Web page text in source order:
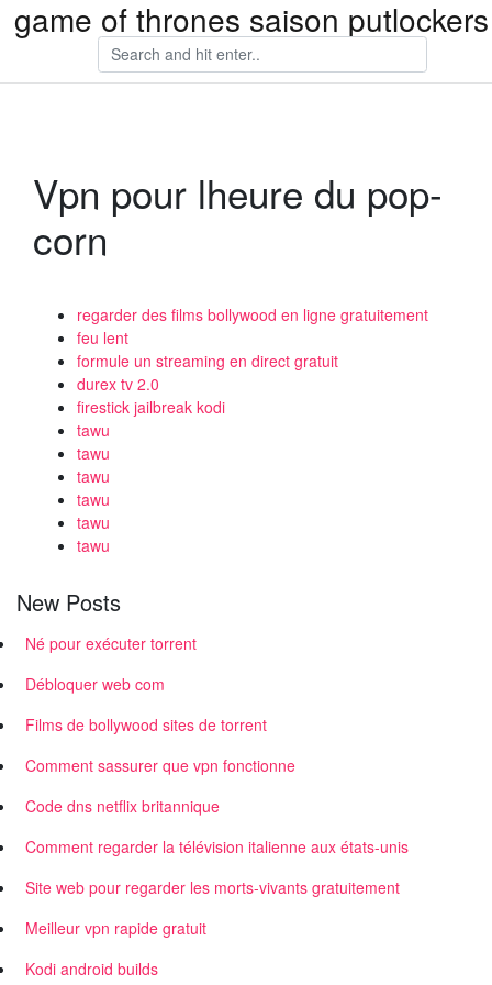
game of thrones saison putlockers
Vpn pour lheure du pop-
corn
regarder des films bollywood en ligne gratuitement
feu lent
formule un streaming en direct gratuit
durex tv 2.0
firestick jailbreak kodi
tawu
tawu
tawu
tawu
tawu
tawu
New Posts
Né pour exécuter torrent
Débloquer web com
Films de bollywood sites de torrent
Comment sassurer que vpn fonctionne
Code dns netflix britannique
Comment regarder la télévision italienne aux états-unis
Site web pour regarder les morts-vivants gratuitement
Meilleur vpn rapide gratuit
Kodi android builds